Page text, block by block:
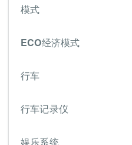
模式
ECO经济模式
行车
行车记录仪
娱乐系统